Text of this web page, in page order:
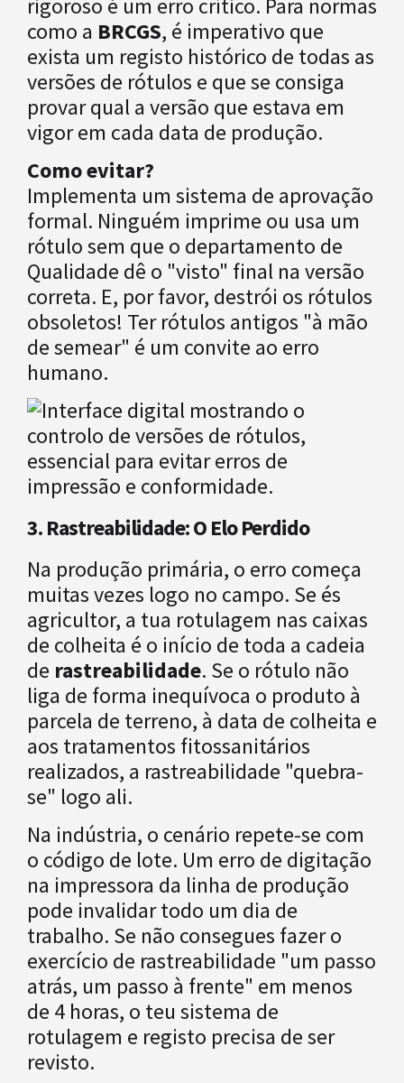
como a BRCGS, é imperativo que
exista um registo histórico de todas as
versões de rótulos e que se consiga
provar qual a versão que estava em
vigor em cada data de produção.
Como evitar?
Implementa um sistema de aprovação
formal. Ninguém imprime ou usa um
rótulo sem que o departamento de
Qualidade dê o "visto" final na versão
correta. E, por favor, destrói os rótulos
obsoletos! Ter rótulos antigos "à mão
de semear" é um convite ao erro
humano.
3. Rastreabilidade: O Elo Perdido
Na produção primária, o erro começa
muitas vezes logo no campo. Se és
agricultor, a tua rotulagem nas caixas
de colheita é o início de toda a cadeia
de rastreabilidade. Se o rótulo não
liga de forma inequívoca o produto à
parcela de terreno, à data de colheita e
aos tratamentos fitossanitários
realizados, a rastreabilidade "quebra-
se" logo ali.
Na indústria, o cenário repete-se com
o código de lote. Um erro de digitação
na impressora da linha de produção
pode invalidar todo um dia de
trabalho. Se não consegues fazer o
exercício de rastreabilidade "um passo
atrás, um passo à frente" em menos
de 4 horas, o teu sistema de
rotulagem e registo precisa de ser
revisto.